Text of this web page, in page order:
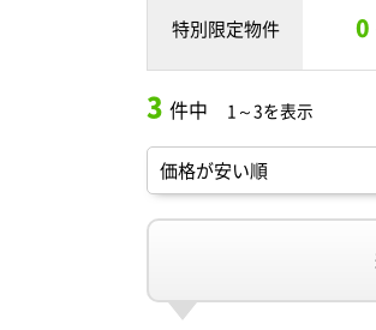
特別限定物件 0
3 件中 1～3を表示